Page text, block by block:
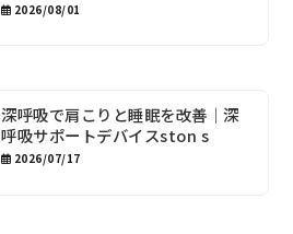
2026/08/01
深呼吸で肩こりと睡眠を改善｜深
呼吸サポートデバイスston s
2026/07/17